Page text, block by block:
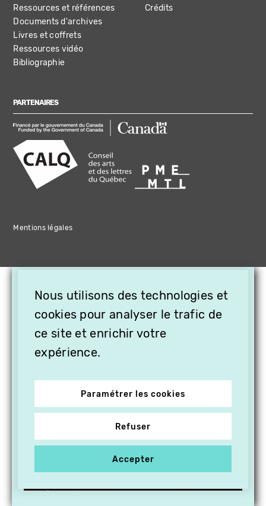
Ressources et références
Documents d'archives
Livres et coffrets
Ressources vidéo
Bibliographie
Crédits
PARTENAIRES
Mentions légales
Nous utilisons des technologies et
cookies pour analyser le trafic de
ce site et enrichir votre
expérience.
Paramétrer les cookies
Refuser
Accepter
OFFREZ LA VIDÉO EN
CADEAU, ABONNEZ VOS
PROCHES À VITHÈQUE !